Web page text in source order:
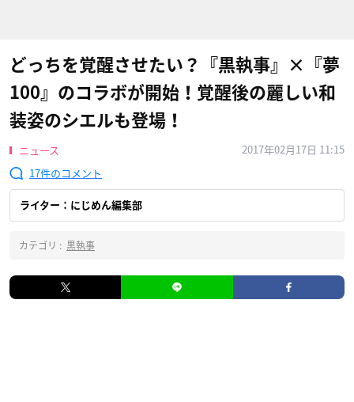
どっちを覚醒させたい？『黒執事』×『夢
100』のコラボが開始！覚醒後の麗しい和
装姿のシエルも登場！
ニュース
2017年02月17日 11:15
17
ライター：にじめん編集部
カテゴリ : 黒執事